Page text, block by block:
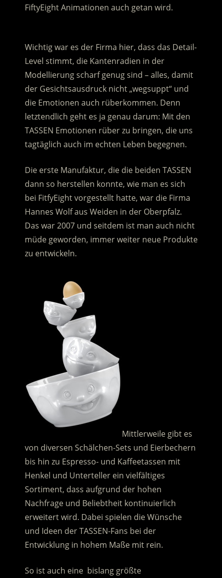
FiftyEight Animationen auch getan wird.
Wichtig war es der Firma hier, dass das Detail-
Level stimmt, die Kantenradien in der
Modellierung scharf genug sind – alles, damit
der Gesichtsausdruck nicht „wegsuppt“ und
die Emotionen auch rüberkommen. Denn
letztendlich geht es ja genau darum: Mit den
TASSEN Emotionen rüber zu bringen, die uns
tagtäglich auch im echten Leben begegnen.
Die erste Manufaktur, die die beiden TASSEN
dann so herstellen konnte, wie man es sich
bei FitfyEight vorgestellt hatte, war die Firma
Hannes Wolf aus Weiden in der Oberpfalz.
Das war 2007 und seitdem ist man auch nicht
müde geworden, immer weiter neue Produkte
zu entwickeln.
Mittlerweile gibt es
von diversen Schälchen-Sets und Eierbechern
bis hin zu Espresso- und Kaffeetassen mit
Henkel und Unterteller ein vielfältiges
Sortiment, dass aufgrund der hohen
Nachfrage und Beliebtheit kontinuierlich
erweitert wird. Dabei spielen die Wünsche
und Ideen der TASSEN-Fans bei der
Entwicklung in hohem Maße mit rein.
So ist auch eine bislang größte